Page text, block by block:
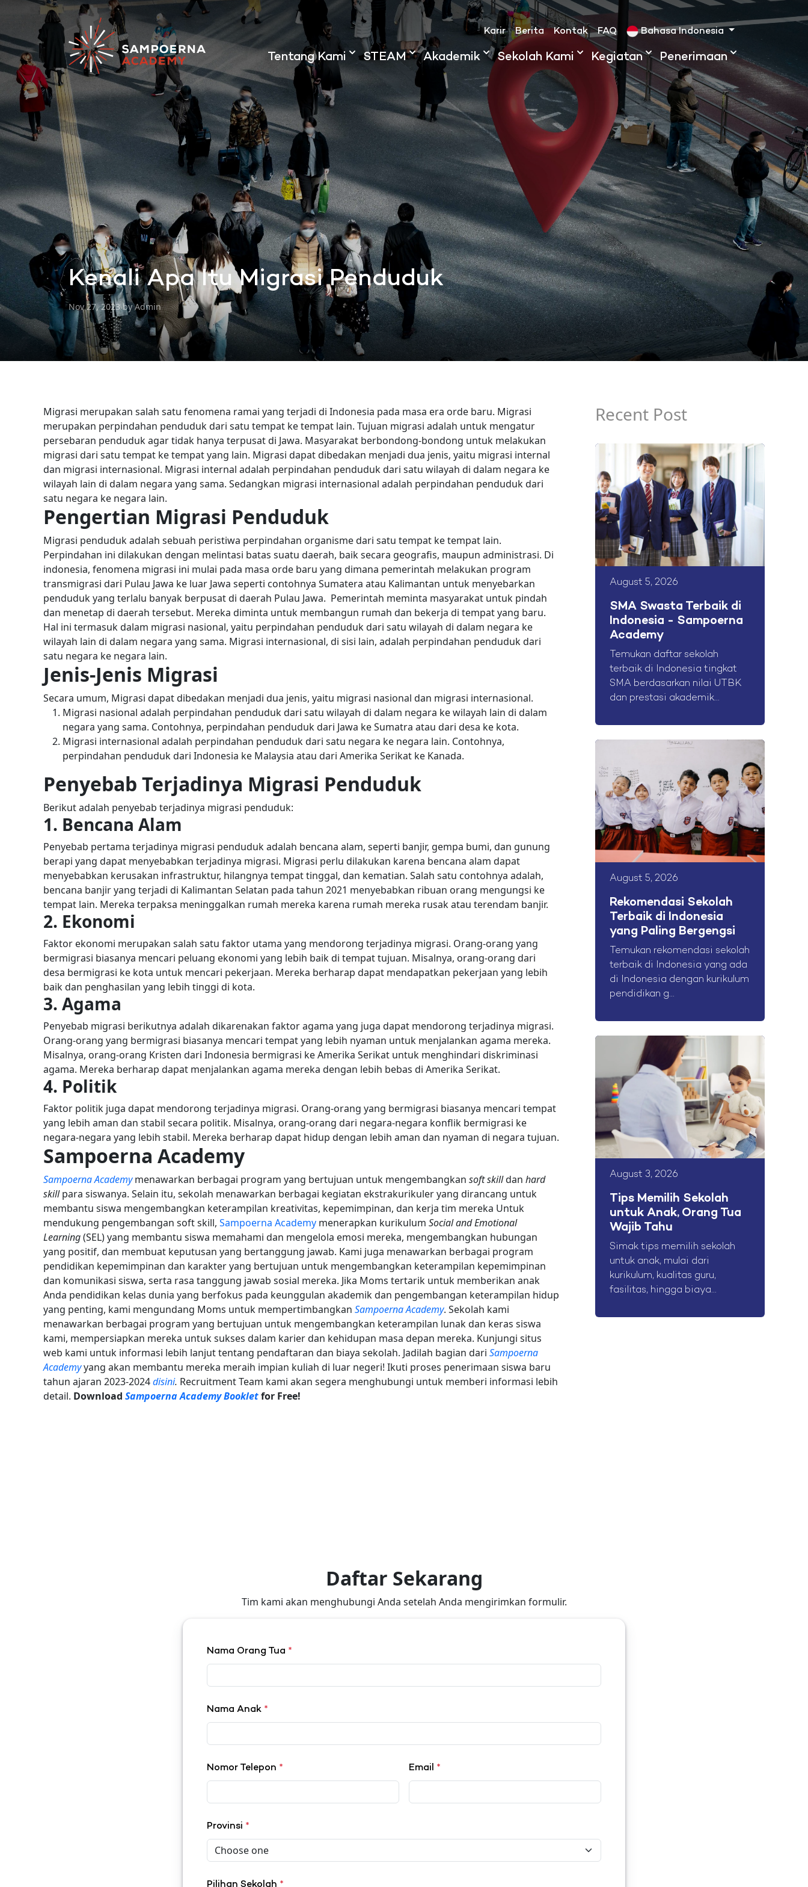
Karir Berita Kontak FAQ Bahasa Indonesia
Tentang Kami STEAM Akademik Sekolah Kami Kegiatan Penerimaan
Kenali Apa Itu Migrasi Penduduk
Nov 27, 2023 by Admin
Migrasi merupakan salah satu fenomena ramai yang terjadi di Indonesia pada masa era orde baru. Migrasi
merupakan perpindahan penduduk dari satu tempat ke tempat lain. Tujuan migrasi adalah untuk mengatur
persebaran penduduk agar tidak hanya terpusat di Jawa. Masyarakat berbondong-bondong untuk melakukan
migrasi dari satu tempat ke tempat yang lain. Migrasi dapat dibedakan menjadi dua jenis, yaitu migrasi internal
dan migrasi internasional. Migrasi internal adalah perpindahan penduduk dari satu wilayah di dalam negara ke
wilayah lain di dalam negara yang sama. Sedangkan migrasi internasional adalah perpindahan penduduk dari
satu negara ke negara lain.
Pengertian Migrasi Penduduk
Migrasi penduduk adalah sebuah peristiwa perpindahan organisme dari satu tempat ke tempat lain.
Perpindahan ini dilakukan dengan melintasi batas suatu daerah, baik secara geografis, maupun administrasi. Di
indonesia, fenomena migrasi ini mulai pada masa orde baru yang dimana pemerintah melakukan program
transmigrasi dari Pulau Jawa ke luar Jawa seperti contohnya Sumatera atau Kalimantan untuk menyebarkan
penduduk yang terlalu banyak berpusat di daerah Pulau Jawa. Pemerintah meminta masyarakat untuk pindah
dan menetap di daerah tersebut. Mereka diminta untuk membangun rumah dan bekerja di tempat yang baru.
Hal ini termasuk dalam migrasi nasional, yaitu perpindahan penduduk dari satu wilayah di dalam negara ke
wilayah lain di dalam negara yang sama. Migrasi internasional, di sisi lain, adalah perpindahan penduduk dari
satu negara ke negara lain.
Jenis-Jenis Migrasi
Secara umum, Migrasi dapat dibedakan menjadi dua jenis, yaitu migrasi nasional dan migrasi internasional.
Migrasi nasional adalah perpindahan penduduk dari satu wilayah di dalam negara ke wilayah lain di dalam
negara yang sama. Contohnya, perpindahan penduduk dari Jawa ke Sumatra atau dari desa ke kota.
Migrasi internasional adalah perpindahan penduduk dari satu negara ke negara lain. Contohnya,
perpindahan penduduk dari Indonesia ke Malaysia atau dari Amerika Serikat ke Kanada.
Penyebab Terjadinya Migrasi Penduduk
Berikut adalah penyebab terjadinya migrasi penduduk:
1. Bencana Alam
Penyebab pertama terjadinya migrasi penduduk adalah bencana alam, seperti banjir, gempa bumi, dan gunung
berapi yang dapat menyebabkan terjadinya migrasi. Migrasi perlu dilakukan karena bencana alam dapat
menyebabkan kerusakan infrastruktur, hilangnya tempat tinggal, dan kematian. Salah satu contohnya adalah,
bencana banjir yang terjadi di Kalimantan Selatan pada tahun 2021 menyebabkan ribuan orang mengungsi ke
tempat lain. Mereka terpaksa meninggalkan rumah mereka karena rumah mereka rusak atau terendam banjir.
2. Ekonomi
Faktor ekonomi merupakan salah satu faktor utama yang mendorong terjadinya migrasi. Orang-orang yang
bermigrasi biasanya mencari peluang ekonomi yang lebih baik di tempat tujuan. Misalnya, orang-orang dari
desa bermigrasi ke kota untuk mencari pekerjaan. Mereka berharap dapat mendapatkan pekerjaan yang lebih
baik dan penghasilan yang lebih tinggi di kota.
3. Agama
Penyebab migrasi berikutnya adalah dikarenakan faktor agama yang juga dapat mendorong terjadinya migrasi.
Orang-orang yang bermigrasi biasanya mencari tempat yang lebih nyaman untuk menjalankan agama mereka.
Misalnya, orang-orang Kristen dari Indonesia bermigrasi ke Amerika Serikat untuk menghindari diskriminasi
agama. Mereka berharap dapat menjalankan agama mereka dengan lebih bebas di Amerika Serikat.
4. Politik
Faktor politik juga dapat mendorong terjadinya migrasi. Orang-orang yang bermigrasi biasanya mencari tempat
yang lebih aman dan stabil secara politik. Misalnya, orang-orang dari negara-negara konflik bermigrasi ke
negara-negara yang lebih stabil. Mereka berharap dapat hidup dengan lebih aman dan nyaman di negara tujuan.
Sampoerna Academy
Sampoerna Academymenawarkan berbagai program yang bertujuan untuk mengembangkan soft skilldan hard
skillpara siswanya. Selain itu, sekolah menawarkan berbagai kegiatan ekstrakurikuler yang dirancang untuk
membantu siswa mengembangkan keterampilan kreativitas, kepemimpinan, dan kerja tim mereka Untuk
mendukung pengembangan soft skill, Sampoerna Academy menerapkan kurikulum Social and Emotional
Learning(SEL) yang membantu siswa memahami dan mengelola emosi mereka, mengembangkan hubungan
yang positif, dan membuat keputusan yang bertanggung jawab. Kami juga menawarkan berbagai program
pendidikan kepemimpinan dan karakter yang bertujuan untuk mengembangkan keterampilan kepemimpinan
dan komunikasi siswa, serta rasa tanggung jawab sosial mereka. Jika Moms tertarik untuk memberikan anak
Anda pendidikan kelas dunia yang berfokus pada keunggulan akademik dan pengembangan keterampilan hidup
yang penting, kami mengundang Moms untuk mempertimbangkan Sampoerna Academy. Sekolah kami
menawarkan berbagai program yang bertujuan untuk mengembangkan keterampilan lunak dan keras siswa
kami, mempersiapkan mereka untuk sukses dalam karier dan kehidupan masa depan mereka. Kunjungi situs
web kami untuk informasi lebih lanjut tentang pendaftaran dan biaya sekolah. Jadilah bagian dari Sampoerna
Academyyang akan membantu mereka meraih impian kuliah di luar negeri! Ikuti proses penerimaan siswa baru
tahun ajaran 2023-2024disini. Recruitment Team kami akan segera menghubungi untuk memberi informasi lebih
detail. Download Sampoerna Academy Bookletfor Free!
Recent Post
August 5, 2026
SMA Swasta Terbaik di
Indonesia - Sampoerna
Academy
Temukan daftar sekolah
terbaik di Indonesia tingkat
SMA berdasarkan nilai UTBK
dan prestasi akademik...
August 5, 2026
Rekomendasi Sekolah
Terbaik di Indonesia
yang Paling Bergengsi
Temukan rekomendasi sekolah
terbaik di Indonesia yang ada
di Indonesia dengan kurikulum
pendidikan g...
August 3, 2026
Tips Memilih Sekolah
untuk Anak, Orang Tua
Wajib Tahu
Simak tips memilih sekolah
untuk anak, mulai dari
kurikulum, kualitas guru,
fasilitas, hingga biaya...
Daftar Sekarang
Tim kami akan menghubungi Anda setelah Anda mengirimkan formulir.
Nama Orang Tua *
Nama Anak *
Nomor Telepon * Email *
Provinsi *
Pilihan Sekolah *